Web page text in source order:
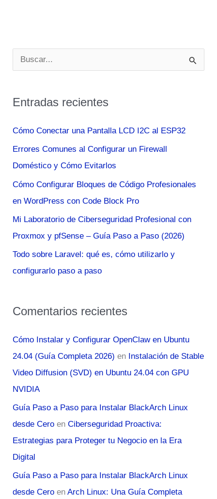
u
c
p
o
r
:
Entradas recientes
Cómo Conectar una Pantalla LCD I2C al ESP32
Errores Comunes al Configurar un Firewall
Doméstico y Cómo Evitarlos
Cómo Configurar Bloques de Código Profesionales
en WordPress con Code Block Pro
Mi Laboratorio de Ciberseguridad Profesional con
Proxmox y pfSense – Guía Paso a Paso (2026)
Todo sobre Laravel: qué es, cómo utilizarlo y
configurarlo paso a paso
Comentarios recientes
Cómo Instalar y Configurar OpenClaw en Ubuntu
24.04 (Guía Completa 2026) en Instalación de Stable
Video Diffusion (SVD) en Ubuntu 24.04 con GPU
NVIDIA
Guía Paso a Paso para Instalar BlackArch Linux
desde Cero enCiberseguridad Proactiva:
Estrategias para Proteger tu Negocio en la Era
Digital
Guía Paso a Paso para Instalar BlackArch Linux
desde Cero enArch Linux: Una Guía Completa